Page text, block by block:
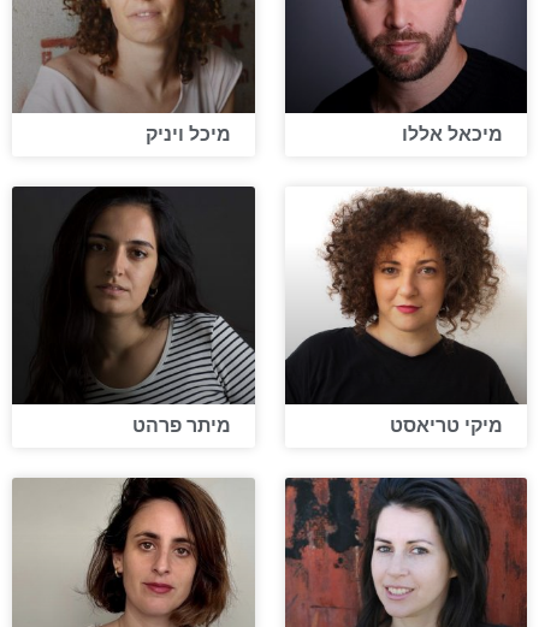
מיכאל אללו מיכל ויניק
מיקי טריאסט מיתר פרהט